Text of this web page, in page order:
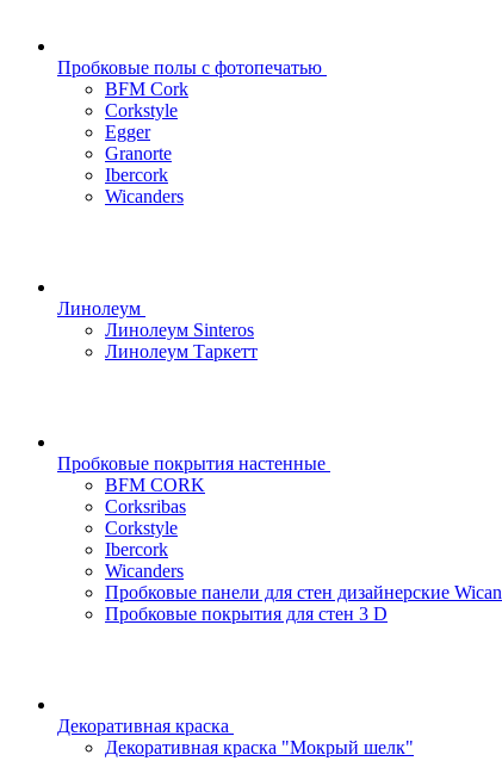
Пробковые полы с фотопечатью
BFM Cork
Corkstyle
Egger
Granorte
Ibercork
Wicanders
Линолеум
Линолеум Sinteros
Линолеум Таркетт
Пробковые покрытия настенные
BFM CORK
Corksribas
Corkstyle
Ibercork
Wicanders
Пробковые панели для стен дизайнерские
Пробковые покрытия для стен 3 D
Декоративная краска
Декоративная краска "Мокрый шелк"